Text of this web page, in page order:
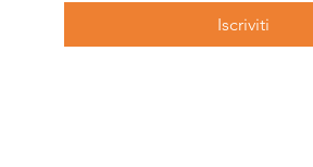
Iscriviti